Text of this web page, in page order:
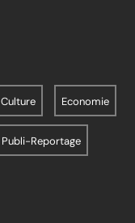
Culture Economie
Publi-Reportage